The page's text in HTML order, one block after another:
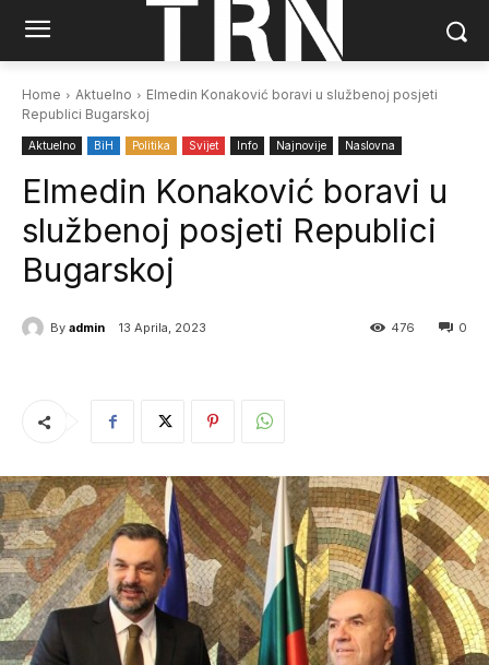
Home Aktuelno
Elmedin Konaković boravi u službenoj posjeti
Republici Bugarskoj
Aktuelno BiH Politika Svijet Info Najnovije Naslovna
Elmedin Konaković boravi u
službenoj posjeti Republici
Bugarskoj
By admin 13 Aprila, 2023 0
476